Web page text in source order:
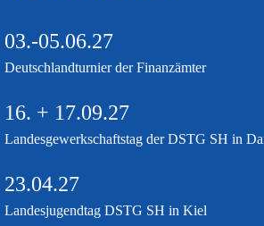
03.-05.06.27
Deutschlandturnier der Finanzämter
16. + 17.09.27
Landesgewerkschaftstag der DSTG SH in
23.04.27
Landesjugendtag DSTG SH in Kiel